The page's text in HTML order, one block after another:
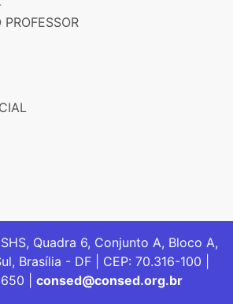
Quadra 6, Conjunto A, Bloco A,
Brasília - DF | CEP: 70.316-100 |
| consed@consed.org.br